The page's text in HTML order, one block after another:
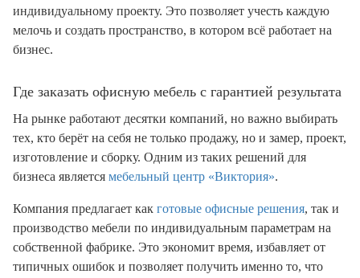
индивидуальному проекту. Это позволяет учесть каждую
мелочь и создать пространство, в котором всё работает на
бизнес.
Где заказать офисную мебель с гарантией результата
На рынке работают десятки компаний, но важно выбирать
тех, кто берёт на себя не только продажу, но и замер, проект,
изготовление и сборку. Одним из таких решений для
бизнеса является мебельный центр «Виктория».
Компания предлагает как готовые офисные решения, так и
производство мебели по индивидуальным параметрам на
собственной фабрике. Это экономит время, избавляет от
типичных ошибок и позволяет получить именно то, что